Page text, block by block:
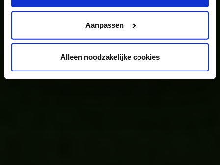
Aanpassen
Alleen noodzakelijke cookies